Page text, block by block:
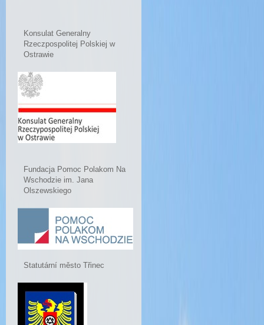
Konsulat Generalny
Rzeczpospolitej Polskiej w
Ostrawie
Fundacja Pomoc Polakom Na
Wschodzie im. Jana
Olszewskiego
Statutární město Třinec